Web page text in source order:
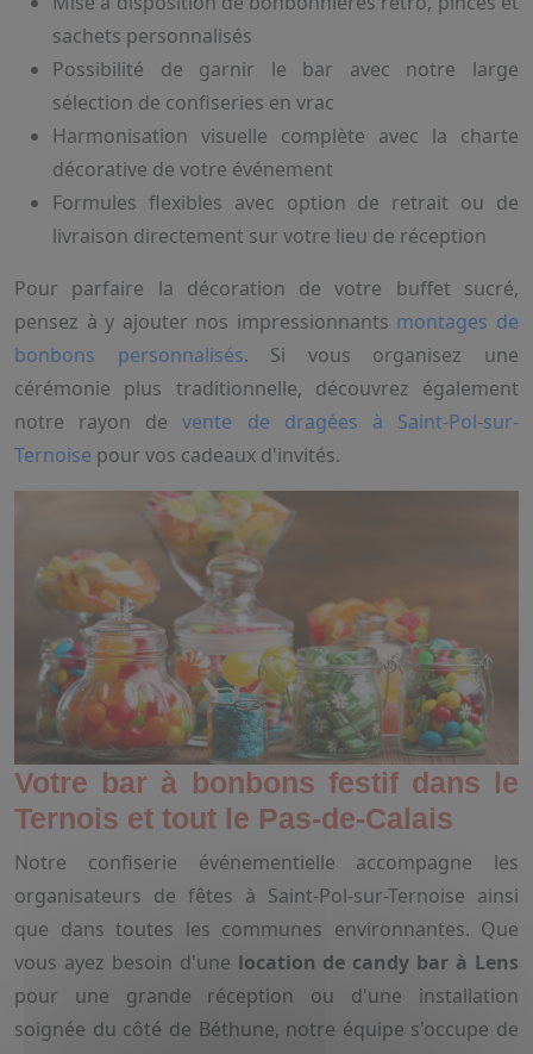
sachets personnalisés
Possibilité de garnir le bar avec notre large
sélection de confiseries en vrac
Harmonisation visuelle complète avec la charte
décorative de votre événement
Formules flexibles avec option de retrait ou de
livraison directement sur votre lieu de réception
Pour parfaire la décoration de votre buffet sucré,
pensez à y ajouter nos impressionnants montages de
bonbons personnalisés. Si vous organisez une
cérémonie plus traditionnelle, découvrez également
notre rayon devente de dragées à Saint-Pol-sur-
Ternoise pour vos cadeaux d'invités.
Votre bar à bonbons festif dans le
Ternois et tout le Pas-de-Calais
Notre confiserie événementielle accompagne les
organisateurs de fêtes à Saint-Pol-sur-Ternoise ainsi
que dans toutes les communes environnantes. Que
vous ayez besoin d'une location de candy bar à Lens
pour une grande réception ou d'une installation
soignée du côté de Béthune, notre équipe s'occupe de